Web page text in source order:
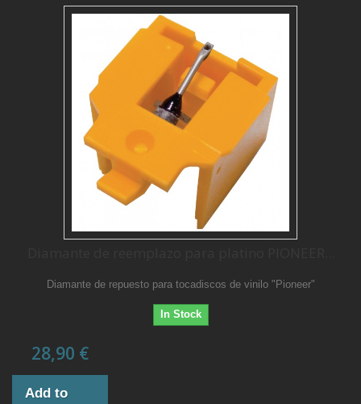
Diamante de repuesto para tocadiscos de vinilo "Pioneer"
In Stock
28,90 €
Add to